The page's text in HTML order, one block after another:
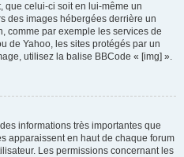
que celui-ci soit en lui-même un
des images hébergées derrière un
comme par exemple les services de
de Yahoo, les sites protégés par un
utilisez la balise BBCode « [img] ».
informations très importantes que
apparaissent en haut de chaque forum
Les permissions concernant les